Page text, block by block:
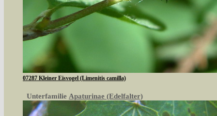
07287 Kleiner Eisvogel (Limenitis camilla)
Unterfamilie Apaturinae (Edelfalter)